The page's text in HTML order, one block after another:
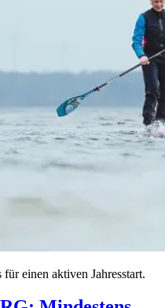
einen aktiven Jahresstart.